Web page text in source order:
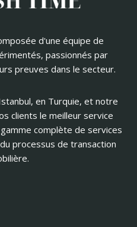
d'une équipe de
passionnés par
preuves dans le secteur.
en Turquie, et notre
clients le meilleur service
complète de services
processus de transaction